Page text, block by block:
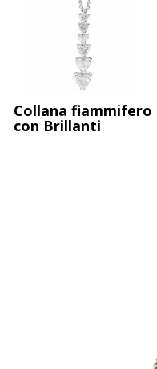
Collana
Collana fiammifero
con Brillanti